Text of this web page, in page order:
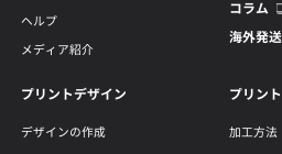
ヘルプ
メディア紹介
コラム
海外発送
プリントデザイン
デザインの作成
プリント
加工方法